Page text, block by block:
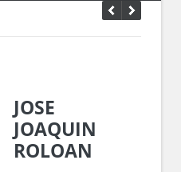
JOSE
JOAQUIN
ROLOAN